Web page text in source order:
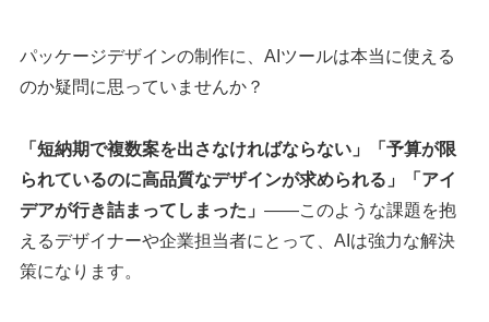
パッケージデザインの制作に、AIツールは本当に使える
のか疑問に思っていませんか？
「短納期で複数案を出さなければならない」「予算が限
られているのに高品質なデザインが求められる」「アイ
デアが行き詰まってしまった」——このような課題を抱
えるデザイナーや企業担当者にとって、AIは強力な解決
策になります。